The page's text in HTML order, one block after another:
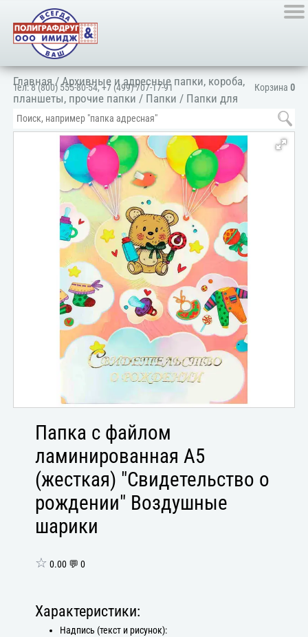
Корзина 0
Тел:8 (800) 555-80-54,+7 (499) 707-17-91
Главная/Архивные и адресные папки, короба,
планшеты, прочие папки / Папки / Папки для
документов/Для личных документов
Папка с файлом
ламинированная А5
(жесткая) "Свидетельство о
рождении" Воздушные
шарики
☆ 0.00 💬 0
Характеристики:
Надпись (текст и рисунок):